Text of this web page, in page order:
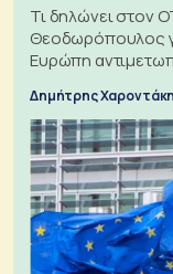
Τι δηλώνει στον
Θεοδωρόπουλος
Ευρώπη
Δημήτρης